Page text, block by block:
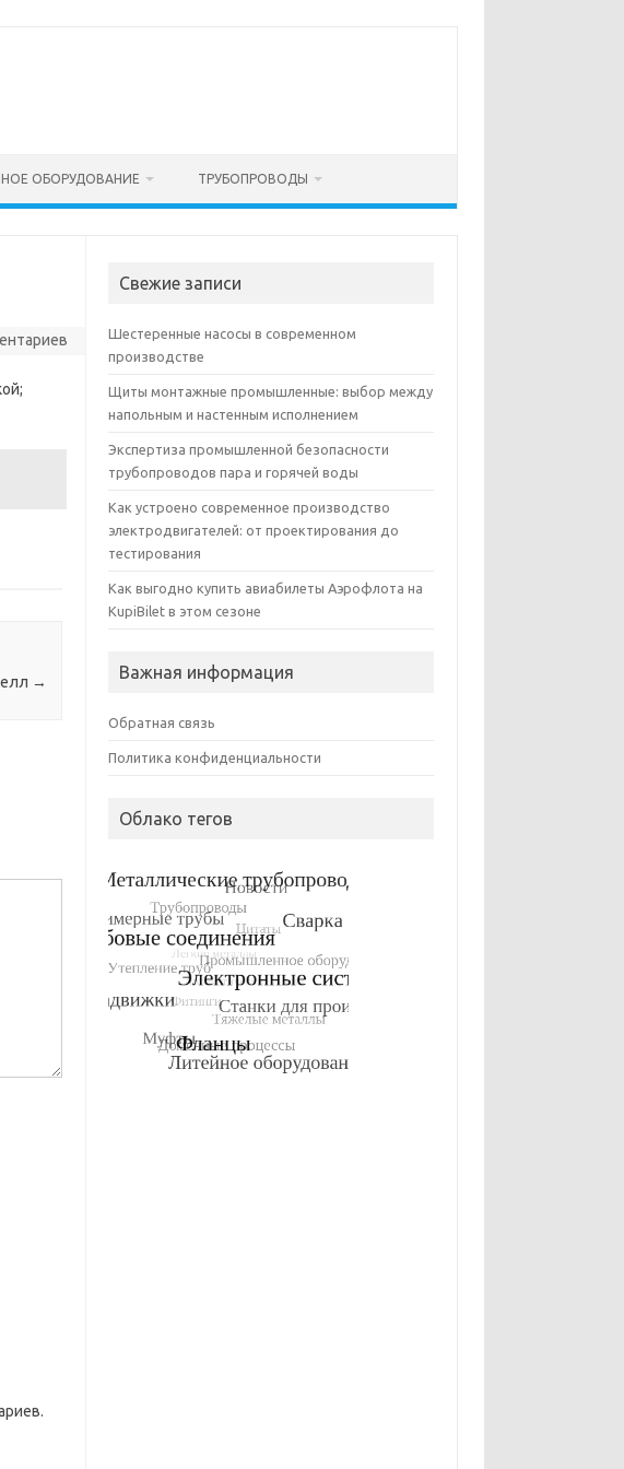
ОБОРУДОВАНИЕ ТРУБОПРОВОДЫ
→
Свежие записи
Шестеренные насосы в современном
производстве
Щиты монтажные промышленные: выбор между
напольным и настенным исполнением
Экспертиза промышленной безопасности
трубопроводов пара и горячей воды
Как устроено современное производство
электродвигателей: от проектирования до
тестирования
Как выгодно купить авиабилеты Аэрофлота на
KupiBilet в этом сезоне
Важная информация
Обратная связь
Политика конфиденциальности
Облако тегов